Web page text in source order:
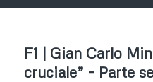
F1 | Gian Carlo
cruciale” – Parte